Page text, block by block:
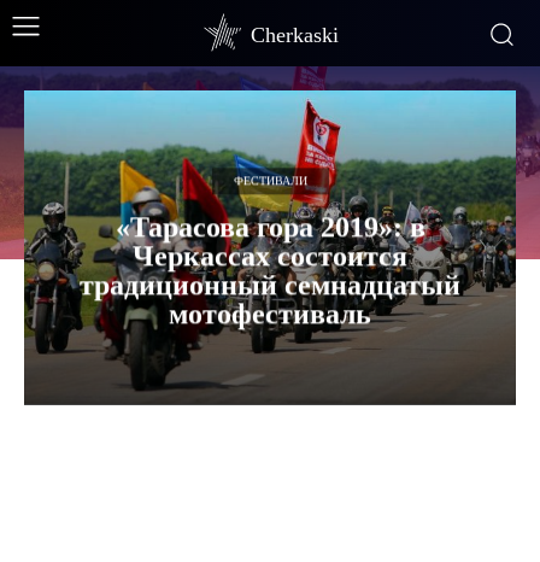
Cherkaski
ФЕСТИВАЛИ
«Тарасова гора 2019»: в
Черкассах состоится
традиционный семнадцатый
мотофестиваль